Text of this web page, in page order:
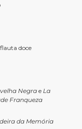
doce
Negrae La
Franqueza
da Memória